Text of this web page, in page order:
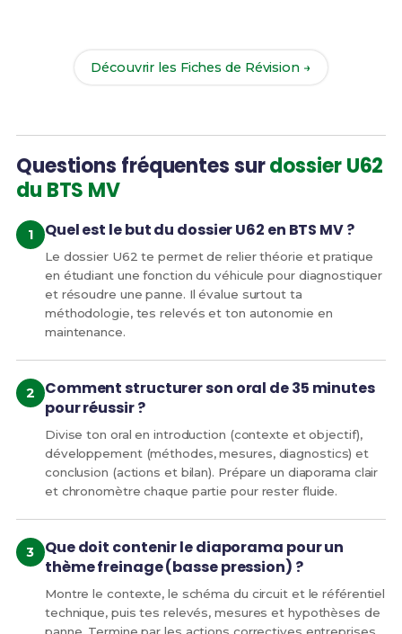
Découvrir les Fiches de Révision →
Questions fréquentes surdossier U62
du BTS MV
Quel est le but du dossier U62 en BTS MV ?
Le dossier U62 te permet de relier théorie et pratique
en étudiant une fonction du véhicule pour diagnostiquer
et résoudre une panne. Il évalue surtout ta
méthodologie, tes relevés et ton autonomie en
maintenance.
Comment structurer son oral de 35 minutes
pour réussir ?
Divise ton oral en introduction (contexte et objectif),
développement (méthodes, mesures, diagnostics) et
conclusion (actions et bilan). Prépare un diaporama clair
et chronomètre chaque partie pour rester fluide.
Que doit contenir le diaporama pour un
thème freinage (basse pression) ?
Montre le contexte, le schéma du circuit et le référentiel
technique, puis tes relevés, mesures et hypothèses de